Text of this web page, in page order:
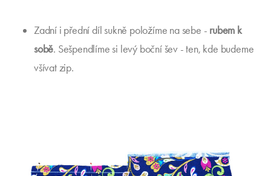
Zadní i přední díl sukně položíme na sebe - rubem k
sobě. Sešpendlíme si levý boční šev - ten, kde budeme
všívat zip.